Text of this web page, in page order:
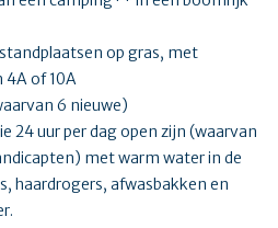
op gras, met
of 10A
6 nieuwe)
24 uur per dag open zijn (waarvan
met warm water in de
haardrogers, afwasbakken en